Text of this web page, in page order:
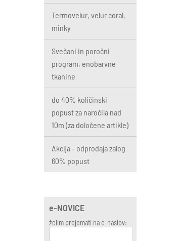
Termovelur, velur coral,
minky
Svečani in poročni
program, enobarvne
tkanine
do 40% količinski
popust za naročila nad
10m (za določene artikle)
Akcija - odprodaja zalog
60% popust
e-NOVICE
želim prejemati na e-naslov: